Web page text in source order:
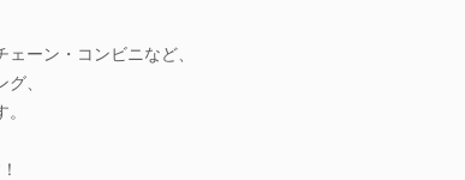
ーン・コンビニなど、
、